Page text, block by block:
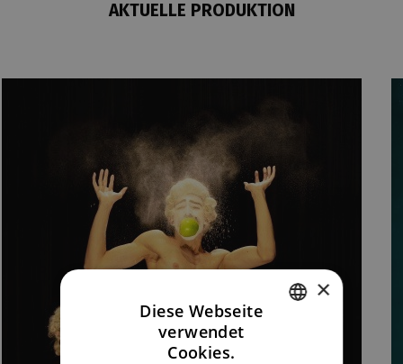
AKTUELLE PRODUKTION
×
Diese Webseite
verwendet
Cookies.